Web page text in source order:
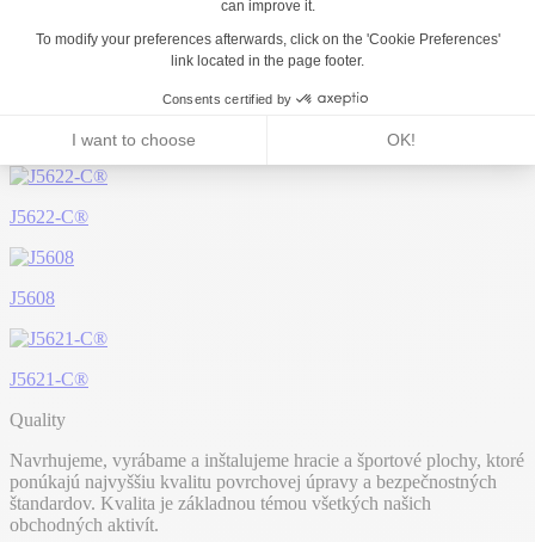
Možno sa vám bude páčiť...
J5622-C®
J5608
J5621-C®
Quality
Navrhujeme, vyrábame a inštalujeme hracie a športové plochy, ktoré
ponúkajú najvyššiu kvalitu povrchovej úpravy a bezpečnostných
štandardov. Kvalita je základnou témou všetkých našich
obchodných aktivít.